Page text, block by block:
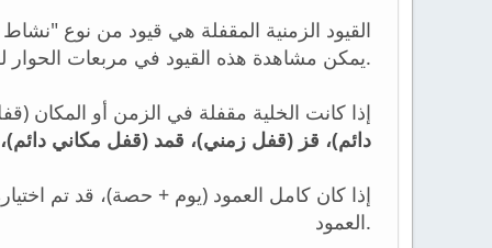
القيود الزمنية المقفلة هي قيود من نوع
يمكن مشاهدة هذه القيود في مربعات الحوار للقيود الموافقة. يتم إضافة قيود جديدة للقفل في نهاية قائمة القيود.
إذا كانت الخلية مقفلة في الزمن أو المكان
دائم)، قز (قفل زمني)، قمد (قفل مكاني
إذا كان كامل العمود (يوم + حصة)، قد تم
العمود.